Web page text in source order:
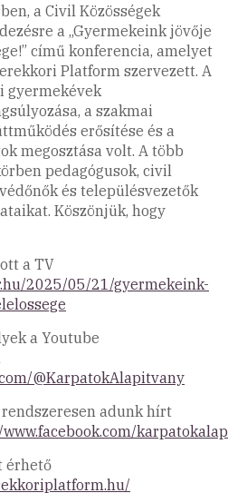
a Civil Közösségek
a „Gyermekeink jövője
című konferencia, amelyet
Platform szervezett. A
gyermekévek
a szakmai
erősítése és a
megosztása volt. A több
pedagógusok, civil
és településvezetők
Köszönjük, hogy
a TV
2025/05/21/gyermekeink-
a Youtube
@KarpatokAlapitvany
adunk hírt
érhető